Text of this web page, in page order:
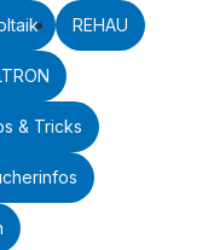
REHAU
& Tricks